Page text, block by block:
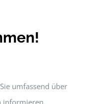
umfassend über